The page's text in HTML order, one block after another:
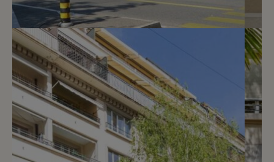
2
CHF 3’586.- / mois
A deux pas du Parc Bertrand
Genève
m2